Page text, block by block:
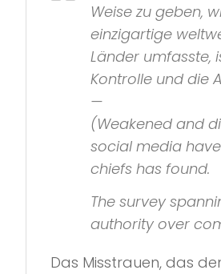
Weise zu geben,
einzigartige
Länder umfasste,
Kontrolle und die
—
(Weakened and
social media
chiefs has found.
The survey
authority over
Das Misstrauen, das